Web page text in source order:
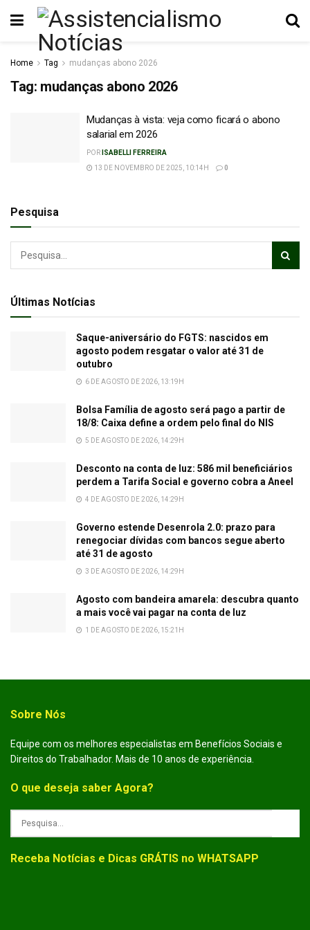
Home Tag mudanças abono 2026
Tag: mudanças abono 2026
Mudanças à vista: veja como ficará o abono
salarial em 2026
POR ISABELLI FERREIRA
13 DE NOVEMBRO DE 2025, 10:14H
0
Pesquisa
Últimas Notícias
Saque-aniversário do FGTS: nascidos em
agosto podem resgatar o valor até 31 de
outubro
6 DE AGOSTO DE 2026, 13:19H
Bolsa Família de agosto será pago a partir de
18/8: Caixa define a ordem pelo final do NIS
5 DE AGOSTO DE 2026, 14:29H
Desconto na conta de luz: 586 mil beneficiários
perdem a Tarifa Social e governo cobra a Aneel
4 DE AGOSTO DE 2026, 14:29H
Governo estende Desenrola 2.0: prazo para
renegociar dívidas com bancos segue aberto
até 31 de agosto
3 DE AGOSTO DE 2026, 14:29H
Agosto com bandeira amarela: descubra quanto
a mais você vai pagar na conta de luz
1 DE AGOSTO DE 2026, 15:21H
Sobre Nós
Equipe com os melhores especialistas em Benefícios Sociais e
Direitos do Trabalhador. Mais de 10 anos de experiência.
O que deseja saber Agora?
Receba Notícias e Dicas GRÁTIS no WHATSAPP